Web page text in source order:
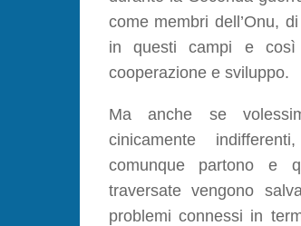
come membri dell’Onu,
in questi campi e così
cooperazione e sviluppo.
Ma anche se
cinicamente
comunque partono e
traversate vengono
problemi connessi in